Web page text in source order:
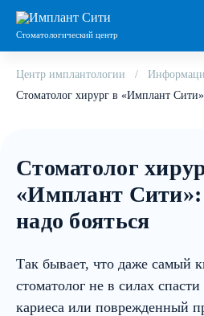
Стоматологический центр
Центр имплантологии
Стоматолог хирург в «Имплант
Стоматолог
«Имплант Сити»:
надо бояться
Так бывает, что даже самый
стоматолог не в силах
кариеса или поврежденный